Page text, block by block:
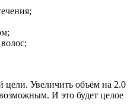
цели. Увеличить объём на 2.0
И это будет целое